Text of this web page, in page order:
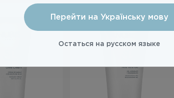
Перейти на Українську мову
Остаться на русском языке